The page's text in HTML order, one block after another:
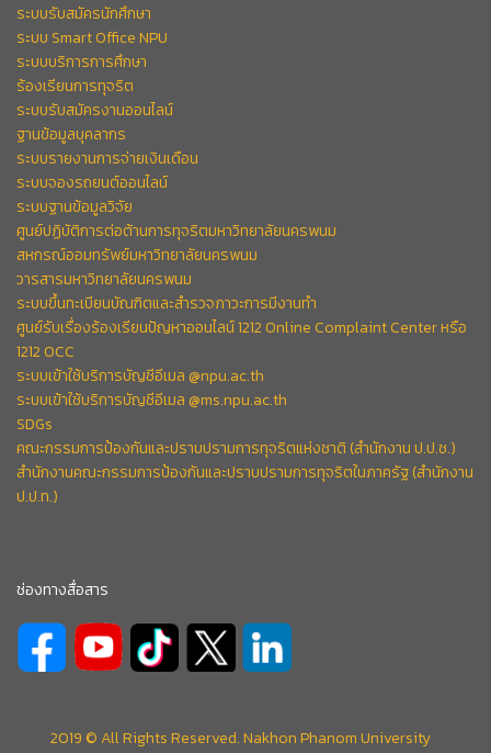
ระบบรับสมัครนักศึกษา
ระบบ Smart Office NPU
ระบบบริการการศึกษา
ร้องเรียนการทุจริต
ระบบรับสมัครงานออนไลน์
ฐานข้อมูลบุคลากร
ระบบรายงานการจ่ายเงินเดือน
ระบบจองรถยนต์ออนไลน์
ระบบฐานข้อมูลวิจัย
ศูนย์ปฏิบัติการต่อต้านการทุจริตมหาวิทยาลัยนครพนม
สหกรณ์ออมทรัพย์มหาวิทยาลัยนครพนม
วารสารมหาวิทยาลัยนครพนม
ระบบขึ้นทะเบียนบัณฑิตและสำรวจภาวะการมีงานทำ
ศูนย์รับเรื่องร้องเรียนปัญหาออนไลน์ 1212 Online Complaint Center หรือ
1212 OCC
ระบบเข้าใช้บริการบัญชีอีเมล @npu.ac.th
ระบบเข้าใช้บริการบัญชีอีเมล @ms.npu.ac.th
SDGs
คณะกรรมการป้องกันและปราบปรามการทุจริตแห่งชาติ (สำนักงาน ป.ป.ช.)
สำนักงานคณะกรรมการป้องกันและปราบปรามการทุจริตในภาครัฐ (สำนักงาน
ป.ป.ท.)
ช่องทางสื่อสาร
2019 © All Rights Reserved. Nakhon Phanom University